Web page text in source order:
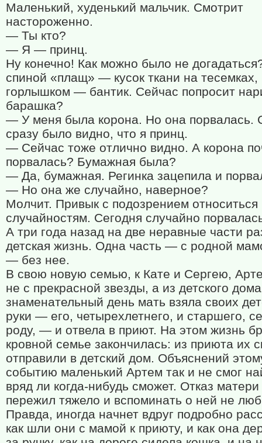
Маленький, худенький мальчик. Смотрит
настороженно.
— Ты кто?
— Я — принц.
Ну конечно! Как можно было не
спиной «плащ» — кусок ткани на тесемках,
горлышком — бантик. Сейчас попросит
барашка?
— У меня была корона. Но она порвалась.
сразу было видно, что я принц.
— Сейчас тоже отлично видно. А корона
порвалась? Бумажная была?
— Да, бумажная. Регинка зацепила и
— Но она же случайно, наверное?
Молчит. Привык с подозрением относиться
случайностям. Сегодня случайно
А три года назад на две неравные части
детская жизнь. Одна часть — с родной
— без нее.
В свою новую семью, к Кате и Сергею,
не с прекрасной звезды, а из детского
знаменательный день мать взяла своих
руки — его, четырехлетнего, и старшего,
роду, — и отвела в приют. На этом жизнь
кровной семье закончилась: из приюта их
отправили в детский дом. Объяснений
событию маленький Артем так и не смог
вряд ли когда-нибудь сможет. Отказ
пережил тяжело и вспоминать о ней не
Правда, иногда начнет вдруг подробно
как шли они с мамой к приюту, и как она